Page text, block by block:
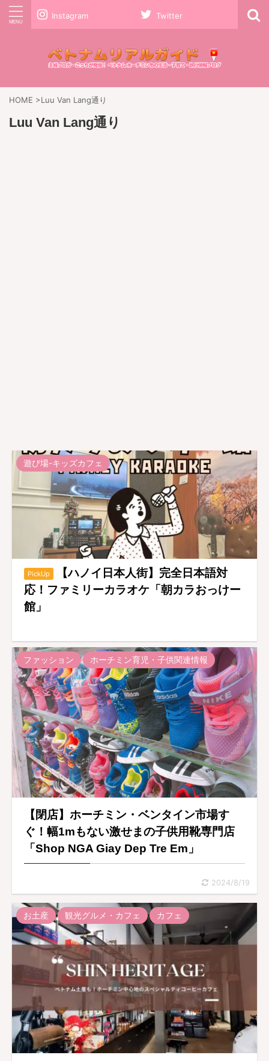
Instagram Twitter
HOME >Luu Van Lang通り
Luu Van Lang通り
遊び場-キッズカフェ
PickUp
【ハノイ日本人街】完全日本語対
応！ファミリーカラオケ「朝カラおっけー
館」
ファッション ホーチミン育児・子供関連情報
【閉店】ホーチミン・ベンタイン市場す
ぐ！幅1mもない激せまの子供用靴専門店
「Shop NGA Giay Dep Tre Em」
2024/8/19
お土産 観光グルメ・カフェ カフェ